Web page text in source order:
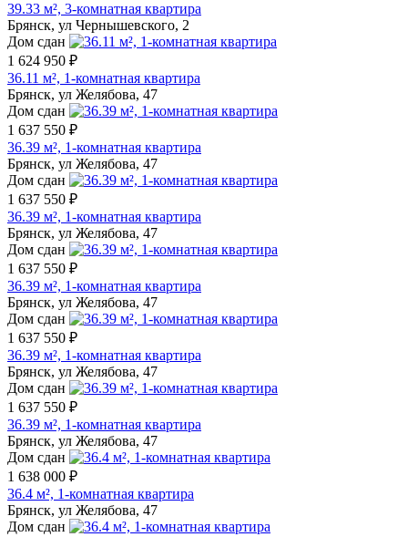
39.33 м², 3-комнатная квартира
Брянск, ул Чернышевского, 2
Дом сдан
1 624 950 ₽
36.11 м², 1-комнатная квартира
Брянск, ул Желябова, 47
Дом сдан
1 637 550 ₽
36.39 м², 1-комнатная квартира
Брянск, ул Желябова, 47
Дом сдан
1 637 550 ₽
36.39 м², 1-комнатная квартира
Брянск, ул Желябова, 47
Дом сдан
1 637 550 ₽
36.39 м², 1-комнатная квартира
Брянск, ул Желябова, 47
Дом сдан
1 637 550 ₽
36.39 м², 1-комнатная квартира
Брянск, ул Желябова, 47
Дом сдан
1 637 550 ₽
36.39 м², 1-комнатная квартира
Брянск, ул Желябова, 47
Дом сдан
1 638 000 ₽
36.4 м², 1-комнатная квартира
Брянск, ул Желябова, 47
Дом сдан